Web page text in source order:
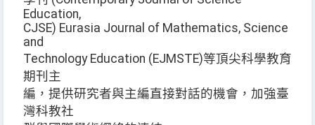
Education,
CJSE) Eurasia Journal of Mathematics, Science
and
Technology Education (EJMSTE)等頂尖科學教育
期刊主
編，提供研究者與主編直接對話的機會，加強臺
灣科教社